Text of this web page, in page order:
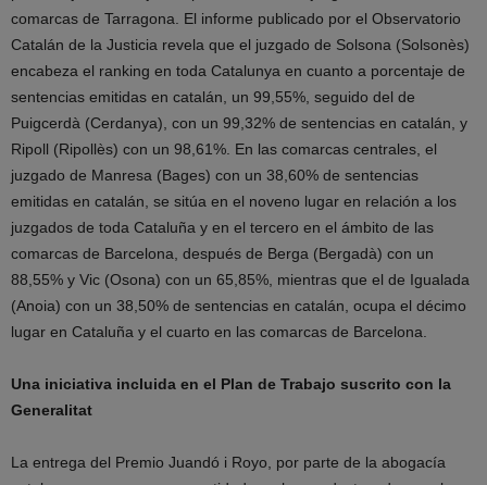
comarcas de Tarragona. El informe publicado por el Observatorio
Catalán de la Justicia revela que el juzgado de Solsona (Solsonès)
encabeza el ranking en toda Catalunya en cuanto a porcentaje de
sentencias emitidas en catalán, un 99,55%, seguido del de
Puigcerdà (Cerdanya), con un 99,32% de sentencias en catalán, y
Ripoll (Ripollès) con un 98,61%. En las comarcas centrales, el
juzgado de Manresa (Bages) con un 38,60% de sentencias
emitidas en catalán, se sitúa en el noveno lugar en relación a los
juzgados de toda Cataluña y en el tercero en el ámbito de las
comarcas de Barcelona, después de Berga (Bergadà) con un
88,55% y Vic (Osona) con un 65,85%, mientras que el de Igualada
(Anoia) con un 38,50% de sentencias en catalán, ocupa el décimo
lugar en Cataluña y el cuarto en las comarcas de Barcelona.
Una iniciativa incluida en el Plan de Trabajo suscrito con la
Generalitat
La entrega del Premio Juandó i Royo, por parte de la abogacía